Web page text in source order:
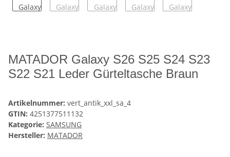
MATADOR Galaxy S26 S25 S24 S23
S22 S21 Leder Gürteltasche Braun
Artikelnummer: vert_antik_xxl_sa_4
GTIN: 4251377511132
Kategorie: SAMSUNG
Hersteller: MATADOR